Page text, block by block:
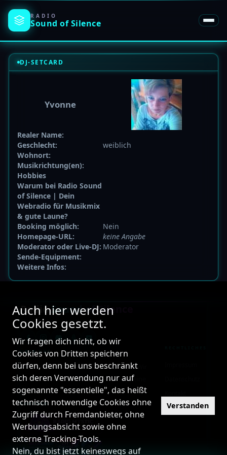
Auch hier werden
Cookies gesetzt.
Wir fragen dich nicht, ob wir
Cookies von Dritten speichern
dürfen, denn bei uns beschränkt
sich deren Verwendung nur auf
sogenannte "essentielle", das heißt
technisch notwendige Cookies ohne
Zugriff durch Fremdanbieter, ohne
Werbungsabsicht sowie ohne
externe Tracking-Tools.
Nein, du bist jetzt keineswegs auf
Verstanden
RADIO
Sound ofSilence
DJ-SETCARD
Yvonne
Realer Name:
Geschlecht:
weiblich
Wohnort:
Musikrichtung(en):
Hobbies
Warum bei Radio Sound
of Silence | Dein
Webradio für Musikmix
& gute Laune?
Booking möglich:
Nein
Homepage-URL:
keine Angabe
Moderator oder Live-DJ: Moderator
Sende-Equipment:
Weitere Infos:
RadioSound of Silence
DER SENDER MIT MEHR BISS
ÜBER UNS
24/7 Internetradio mit Herz und Seele. Wir
sind mehr als nur ein Radio – wir sind eine
Familie!
PARTNER